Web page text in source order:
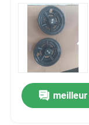
Kits
Fusées
Pneus de rue